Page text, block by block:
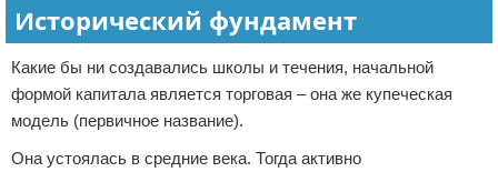
Исторический фундамент
Какие бы ни создавались школы и течения, начальной
формой капитала является торговая – она же купеческая
модель (первичное название).
Она устоялась в средние века. Тогда активно